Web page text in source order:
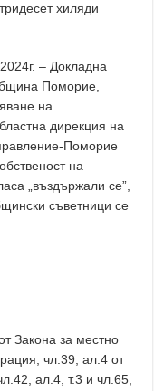
хиляди
– Докладна
Поморие,
на
дирекция на
Поморие
на
„въздържали се”,
съветници се
Закона за местно
чл.39, ал.4 от
ал.4, т.3 и чл.65,